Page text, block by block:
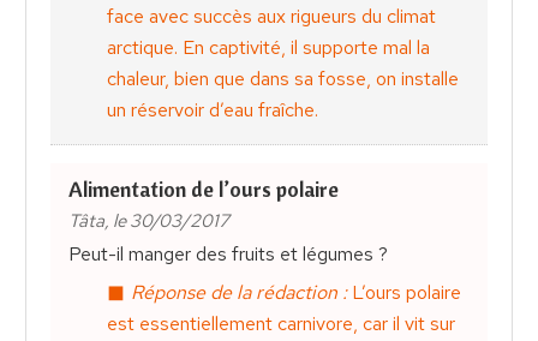
face avec succès aux rigueurs du climat
arctique. En captivité, il supporte mal la
chaleur, bien que dans sa fosse, on installe
un réservoir d’eau fraîche.
Alimentation de l’ours polaire
Tâta, le 30/03/2017
Peut-il manger des fruits et légumes ?
Réponse de la rédaction :L’ours polaire
est essentiellement carnivore, car il vit sur